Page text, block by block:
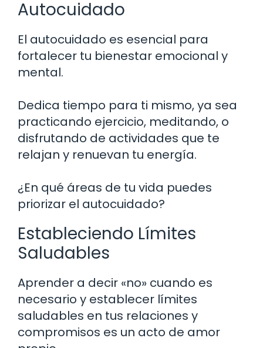
Autocuidado
El autocuidado es esencial para
fortalecer tu bienestar emocional y
mental.
Dedica tiempo para ti mismo, ya sea
practicando ejercicio, meditando, o
disfrutando de actividades que te
relajan y renuevan tu energía.
¿En qué áreas de tu vida puedes
priorizar el autocuidado?
Estableciendo Límites
Saludables
Aprender a decir «no» cuando es
necesario y establecer límites
saludables en tus relaciones y
compromisos es un acto de amor